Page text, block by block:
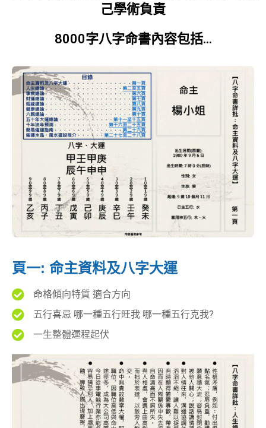
己學術負責
8000字八字命書內容包括...
頁一: 命主資料及八字大運
命格傾向特質 適合方向
五行喜忌 哪一種五行旺我 哪一種五行克我?
一生整體運程起伏